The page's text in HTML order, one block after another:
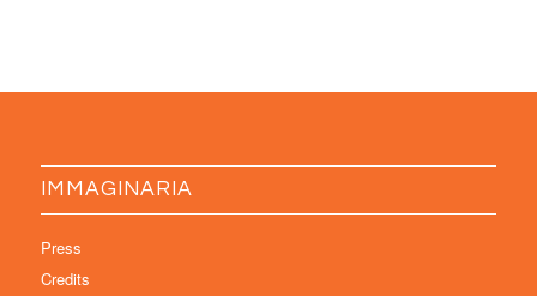
IMMAGINARIA
Press
Credits